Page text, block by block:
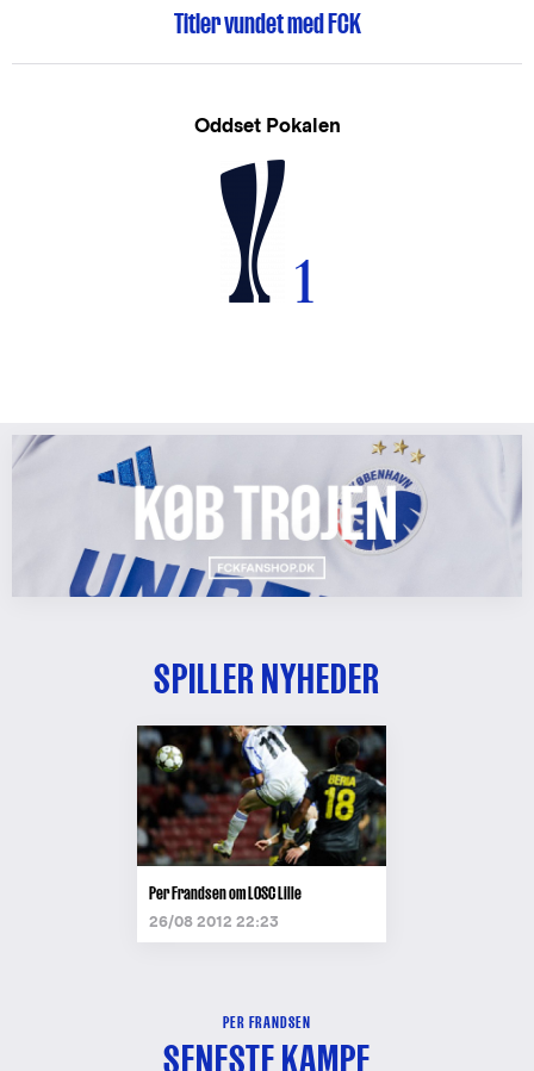
Titler vundet med FCK
Oddset Pokalen
1
SPILLER NYHEDER
Per Frandsen om LOSC Lille
26/08 2012 22:23
PER FRANDSEN
SENESTE KAMPE